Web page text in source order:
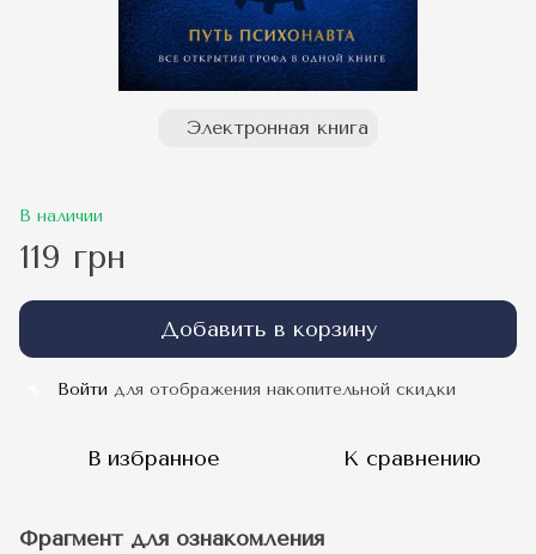
Электронная книга
В наличии
119 грн
Добавить в корзину
Войти для отображения накопительной скидки
В избранное К сравнению
Фрагмент для ознакомления